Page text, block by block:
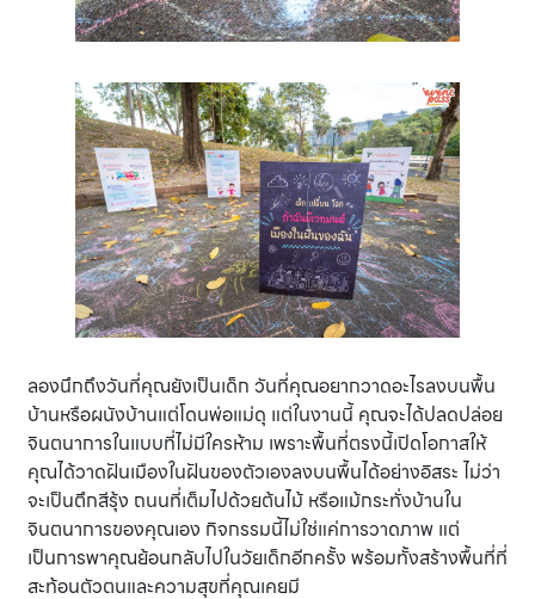
ลองนึกถึงวันที่คุณยังเป็นเด็ก วันที่คุณอยากวาดอะไรลงบนพื้น
บ้านหรือผนังบ้านแต่โดนพ่อแม่ดุ แต่ในงานนี้ คุณจะได้ปลดปล่อย
จินตนาการในแบบที่ไม่มีใครห้าม เพราะพื้นที่ตรงนี้เปิดโอกาสให้
คุณได้วาดฝันเมืองในฝันของตัวเองลงบนพื้นได้อย่างอิสระ ไม่ว่า
จะเป็นตึกสีรุ้ง ถนนที่เต็มไปด้วยต้นไม้ หรือแม้กระทั่งบ้านใน
จินตนาการของคุณเอง กิจกรรมนี้ไม่ใช่แค่การวาดภาพ แต่
เป็นการพาคุณย้อนกลับไปในวัยเด็กอีกครั้ง พร้อมทั้งสร้างพื้นที่ที่
สะท้อนตัวตนและความสุขที่คุณเคยมี